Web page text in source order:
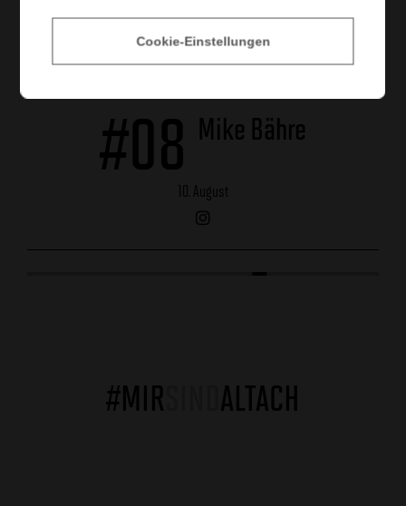
instagram
#08 Mike Bähre
10. August
instagram
#MIR ALTACH
Cookie-Einstellungen